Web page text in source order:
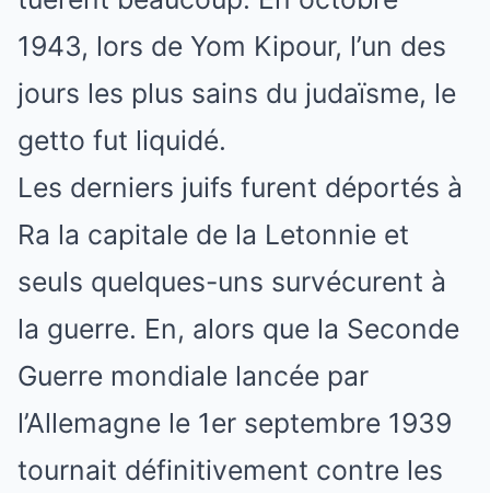
1943, lors de Yom Kipour, l’un des
jours les plus sains du judaïsme, le
getto fut liquidé.
Les derniers juifs furent déportés à
Ra la capitale de la Letonnie et
seuls quelques-uns survécurent à
la guerre. En, alors que la Seconde
Guerre mondiale lancée par
l’Allemagne le 1er septembre 1939
tournait définitivement contre les